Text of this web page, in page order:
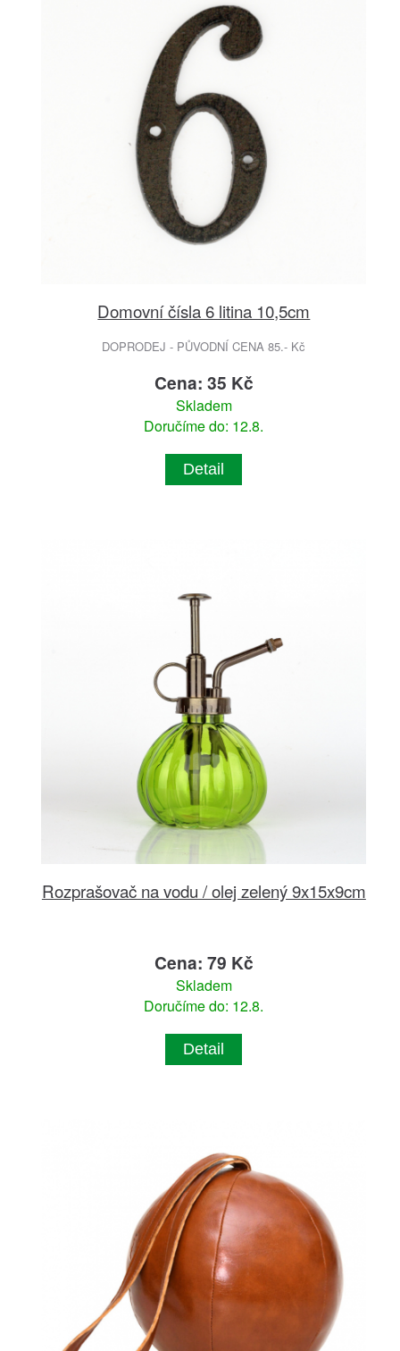
Domovní čísla 6 litina 10,5cm
DOPRODEJ - PŮVODNÍ CENA 85.- Kč
Cena: 35 Kč
Skladem
Doručíme do: 12.8.
Detail
Rozprašovač na vodu / olej zelený 9x15x9cm
Cena: 79 Kč
Skladem
Doručíme do: 12.8.
Detail